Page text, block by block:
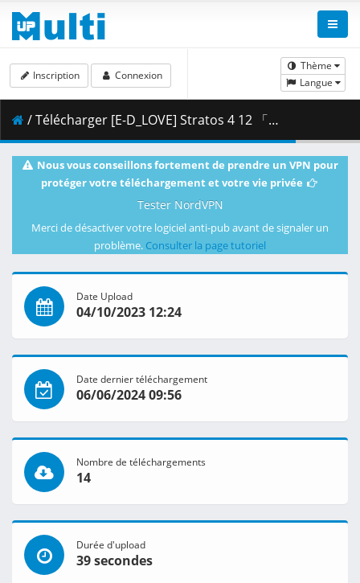
Thème
Langue
Inscription Connexion
/ Télécharger [E-D_LOVE] Stratos 4 12 「ENGAGE！」 (1440x1080 HEVC_M10p ALAC).mkv.001 ( 276.96 MB )
Nous vous conseillons fortement de prendre un VPN pour
protéger votre téléchargement et votre vie privée
Tester NordVPN
Merci de désactiver votre logiciel anti-pub avant de signaler un
problème. Consulter la page tutoriel
Date Upload
04/10/2023 12:24
Date dernier téléchargement
06/06/2024 09:56
Nombre de téléchargements
14
Durée d'upload
39 secondes